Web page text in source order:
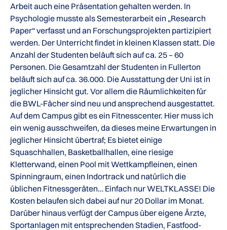
Arbeit auch eine Präsentation gehalten werden. In
Psychologie musste als Semesterarbeit ein „Research
Paper“ verfasst und an Forschungsprojekten partizipiert
werden. Der Unterricht findet in kleinen Klassen statt. Die
Anzahl der Studenten beläuft sich auf ca. 25 – 60
Personen. Die Gesamtzahl der Studenten in Fullerton
beläuft sich auf ca. 36.000. Die Ausstattung der Uni ist in
jeglicher Hinsicht gut. Vor allem die Räumlichkeiten für
die BWL-Fächer sind neu und ansprechend ausgestattet.
Auf dem Campus gibt es ein Fitnesscenter. Hier muss ich
ein wenig ausschweifen, da dieses meine Erwartungen in
jeglicher Hinsicht übertraf; Es bietet einige
Squaschhallen, Basketballhallen, eine riesige
Kletterwand, einen Pool mit Wettkampfleinen, einen
Spinningraum, einen Indortrack und natürlich die
üblichen Fitnessgeräten… Einfach nur WELTKLASSE! Die
Kosten belaufen sich dabei auf nur 20 Dollar im Monat.
Darüber hinaus verfügt der Campus über eigene Ärzte,
Sportanlagen mit entsprechenden Stadien, Fastfood-